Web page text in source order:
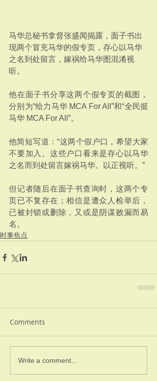
马华总秘书拿督张盛闻揭露，面子书出
现两个冒充马华的假专页，存心以马华
之名到处留言，嫁祸给马华图混淆视
听。
他在面子书分享这两个假专页的截图，
分别为“给力马华 MCA For All”和“全民挺
马华 MCA For All”。
他简短写道：“这两个假户口，希望大家
不要加入。这些户口看来是存心以马华
之名而到处留言嫁祸马华。以正视听。”
但记者随后在面子书查询时，这两个专
页已不复存在；相信是遭众人检举后，
已被封锁或删除，又或是阴谋败漏而易
名。
时事焦点
Comments
Write a comment...